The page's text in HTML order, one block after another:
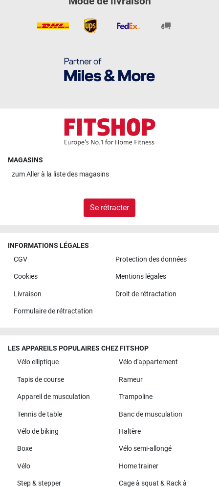
MAGASINS
zumAller à la liste des magasins
Se rétracter
INFORMATIONS LÉGALES
CGV
Protection des données
Cookies Mentions légales
Livraison Droit de rétractation
Formulaire de rétractation
LES APPAREILS POPULAIRES CHEZ FITSHOP
Vélo elliptique
Vélo d'appartement
Tapis de course Rameur
Appareil de musculation Trampoline
Tennis de table Banc de musculation
Vélo de biking Haltère
Boxe Vélo semi-allongé
Vélo Home trainer
Step & stepper Cage à squat & Rack à